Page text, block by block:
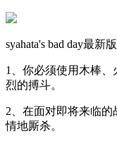
syahata's bad day最新
1、你必须使用木棒
烈的搏斗。
2、在面对即将来临
情地厮杀。